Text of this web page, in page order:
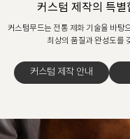
커스텀 제작의 특
커스텀무드는 전통 제화 기술을 바탕
최상의 품질과 완성도를
커스텀 제작 안내